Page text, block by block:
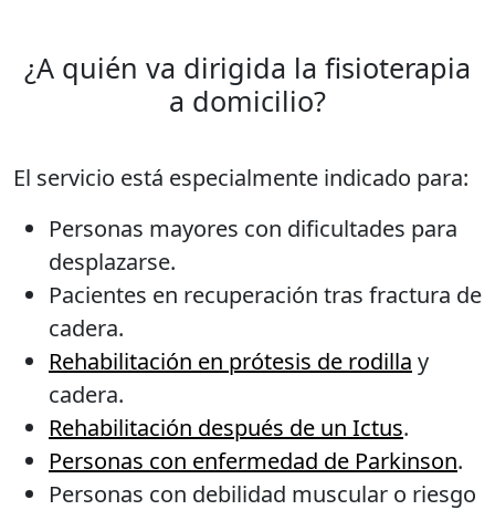
¿A quién va dirigida la fisioterapia
a domicilio?
El servicio está especialmente indicado para:
Personas mayores con dificultades para
desplazarse.
Pacientes en recuperación tras fractura de
cadera.
Rehabilitación en prótesis de rodilla y
cadera.
Rehabilitación después de un Ictus.
Personas con enfermedad de Parkinson.
Personas con debilidad muscular o riesgo